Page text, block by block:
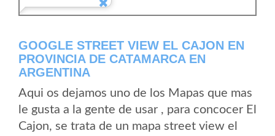
GOOGLE STREET VIEW EL CAJON EN
PROVINCIA DE CATAMARCA EN
ARGENTINA
Aqui os dejamos uno de los Mapas que mas
le gusta a la gente de usar , para concocer El
Cajon, se trata de un mapa street view el